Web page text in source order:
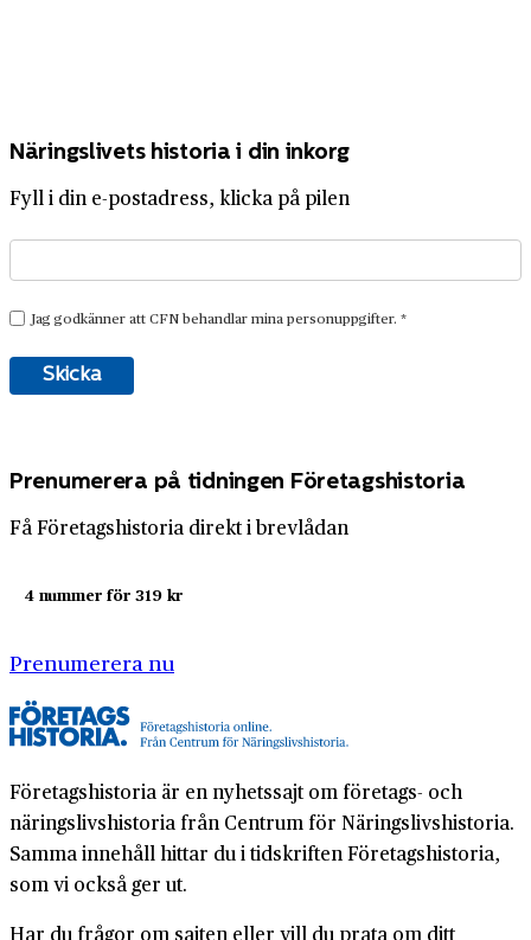
Näringslivets historia i din inkorg
Fyll i din e-postadress, klicka på pilen
Prenumerera på tidningen Företagshistoria
Få Företagshistoria direkt i brevlådan
4 nummer för 319 kr
Prenumerera nu
Företagshistoria är en nyhetssajt om företags- och
näringslivshistoria från Centrum för Näringslivshistoria.
Samma innehåll hittar du i tidskriften Företagshistoria,
som vi också ger ut.
Har du frågor om sajten eller vill du prata om ditt